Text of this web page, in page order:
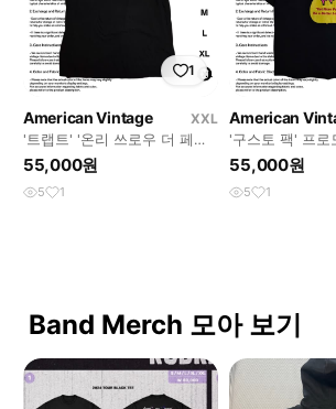
1
American Vintage
XXL
'트랩트' '온리 쓰로우 더 페인'
머천 반팔티셔츠 XXL사이즈
55,000원
5 1
American
'구스토 팩' 프로
XL사이즈
55,000원
5 1
Band Merch 모아 보기